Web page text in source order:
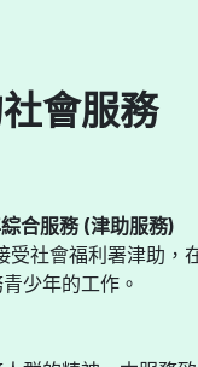
會服務
合服務 (津助服務)
受社會福利署津助，
少年的工作。